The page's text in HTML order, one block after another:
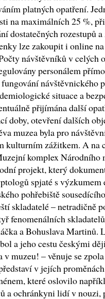
platných opatření.
na maximálních 25 %,
dostatečných rozestupů
lze zakoupit i online
návštěvníků v celých
personálem
návštěvnického
situace a
přijímána další
doby, otevření dalších
muzea byla pro
kulturním zážitkem. A na
komplex Národního
projekt, který
spjaté s
pohřebiště
skladatelé – netradičně
fenomenálních
a Bohuslava Martinů.
a jeho cestu českými
v muzeu! – věnuje se
v jejích
které oslovilo
a ochránkyni lidí v nouzi,